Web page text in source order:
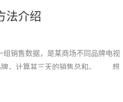
法介绍
销售数据，是某商场不同品牌电视
，计算其三天的销售总和。 想